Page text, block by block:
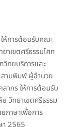
ห้การต้อนรับคณะ
าเขตศรีธรรมโศก
ทยบริการและ
สามพิมพ์ ผู้อำนวย
ากร ให้การต้อนรับ
วิทยาเขตศรีธรรม
ภาษาเพื่อการ
า 2565